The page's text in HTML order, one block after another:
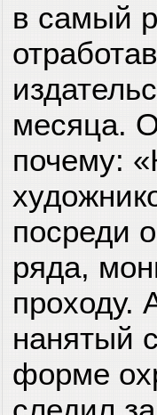
в самый
месяца.
почему:
посреди
ряда,
проходу.
нанятый
форме